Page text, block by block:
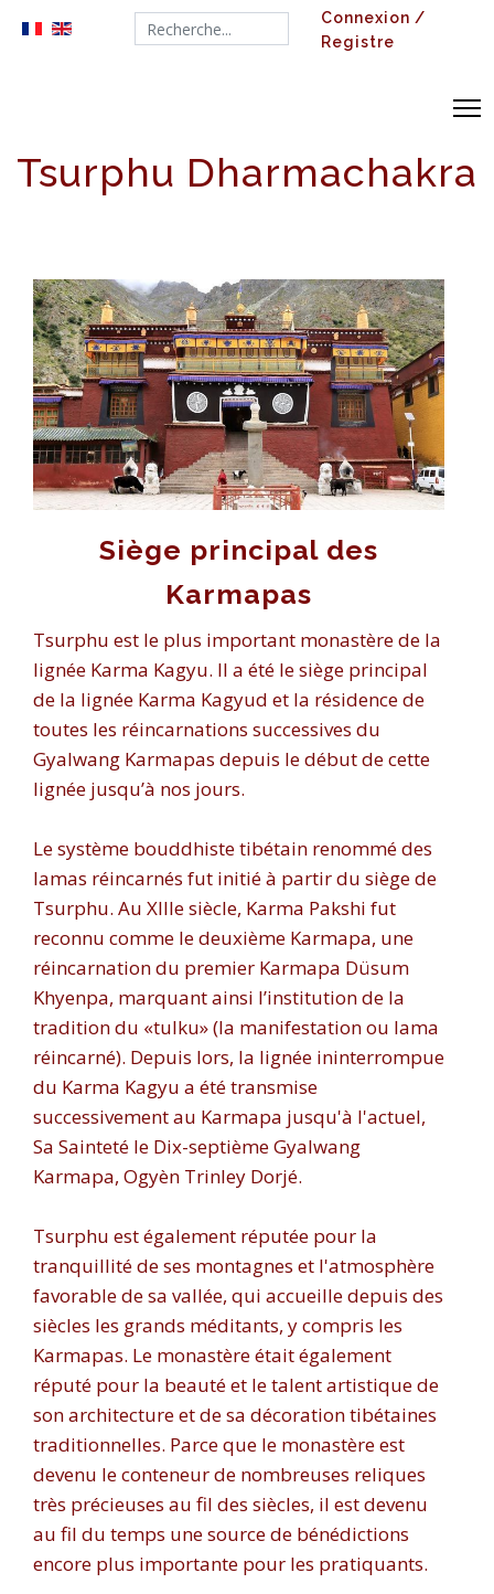
Search...
Connexion /
Registre
Tsurphu Dharmachakra
Siège principal des
Karmapas
Tsurphu est le plus important monastère de la
lignée Karma Kagyu. Il a été le siège principal
de la lignée Karma Kagyud et la résidence de
toutes les réincarnations successives du
Gyalwang Karmapas depuis le début decette
lignée jusqu’à nos jours.
Le système bouddhiste tibétain renommé des
lamas réincarnés fut initié à partir du siège de
Tsurphu. Au XIIIe siècle, Karma Pakshi fut
reconnu comme le deuxième Karmapa, une
réincarnation du premier Karmapa Düsum
Khyenpa, marquant ainsi l’institution de la
tradition du «tulku» (la manifestation ou lama
réincarné). Depuis lors, la lignée ininterrompue
du Karma Kagyu a été transmise
successivement au Karmapa jusqu'à l'actuel,
Sa Sainteté le Dix-septième Gyalwang
Karmapa, Ogyèn Trinley Dorjé.
Tsurphu est également réputée pour la
tranquillité de ses montagnes et l'atmosphère
favorable de sa vallée, qui accueille depuis des
siècles les grands méditants, y compris les
Karmapas. Le monastère était également
réputé pour la beauté et le talent artistique de
son architecture et de sa décoration tibétaines
traditionnelles. Parce que le monastère est
devenu le conteneur de nombreuses reliques
très précieuses au fil des siècles, il est devenu
au fil du temps une source de bénédictions
encore plus importante pour les pratiquants.